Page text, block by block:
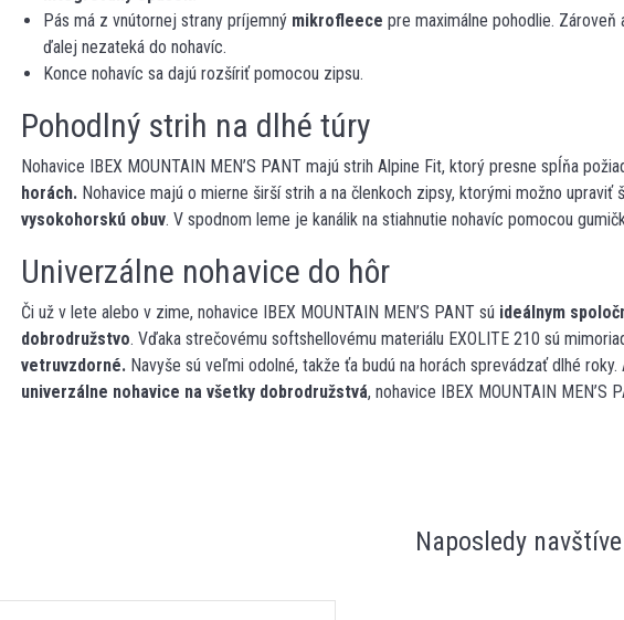
Pás má z vnútornej strany príjemný mikrofleece pre maximálne pohodlie.
ďalej nezateká do nohavíc.
Konce nohavíc sa dajú rozšíriť pomocou zipsu.
Pohodlný strih na dlhé túry
Nohavice IBEX MOUNTAIN MEN’S PANT majú strih Alpine Fit, ktorý presne spĺňa
horách. Nohavice majú o mierne širší strih a na členkoch zipsy, ktorými možno upraviť
vysokohorskú obuv. V spodnom leme je kanálik na stiahnutie nohavíc pomocou
Univerzálne nohavice do hôr
Či už v lete alebo v zime, nohavice IBEX MOUNTAIN MEN’S PANT sú ideálnym
dobrodružstvo. Vďaka strečovému softshellovému materiálu EXOLITE 210 sú
vetruvzdorné. Navyše sú veľmi odolné, takže ťa budú na horách sprevádzať dlhé
univerzálne nohavice na všetky dobrodružstvá, nohavice IBEX MOUNTAIN MEN’S
Naposledy